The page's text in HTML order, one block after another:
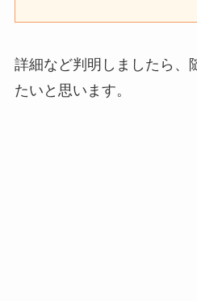
詳細など判明しましたら、
たいと思います。